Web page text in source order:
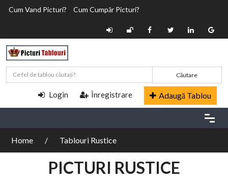
Cum Vand Picturi? Cum Cumpăr Picturi?
Căutare
Login Înregistrare Adaugă Tablou
Home Tablouri Rustice
PICTURI RUSTICE